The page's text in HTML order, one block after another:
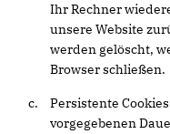
Ihr Rechner
unsere Website
werden gelöscht,
Browser schließen.
Persistente
vorgegebenen